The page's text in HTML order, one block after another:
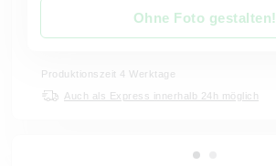
Ohne Foto gestalten!
Produktionszeit 4 Werktage
Auch als Express innerhalb 24h möglich